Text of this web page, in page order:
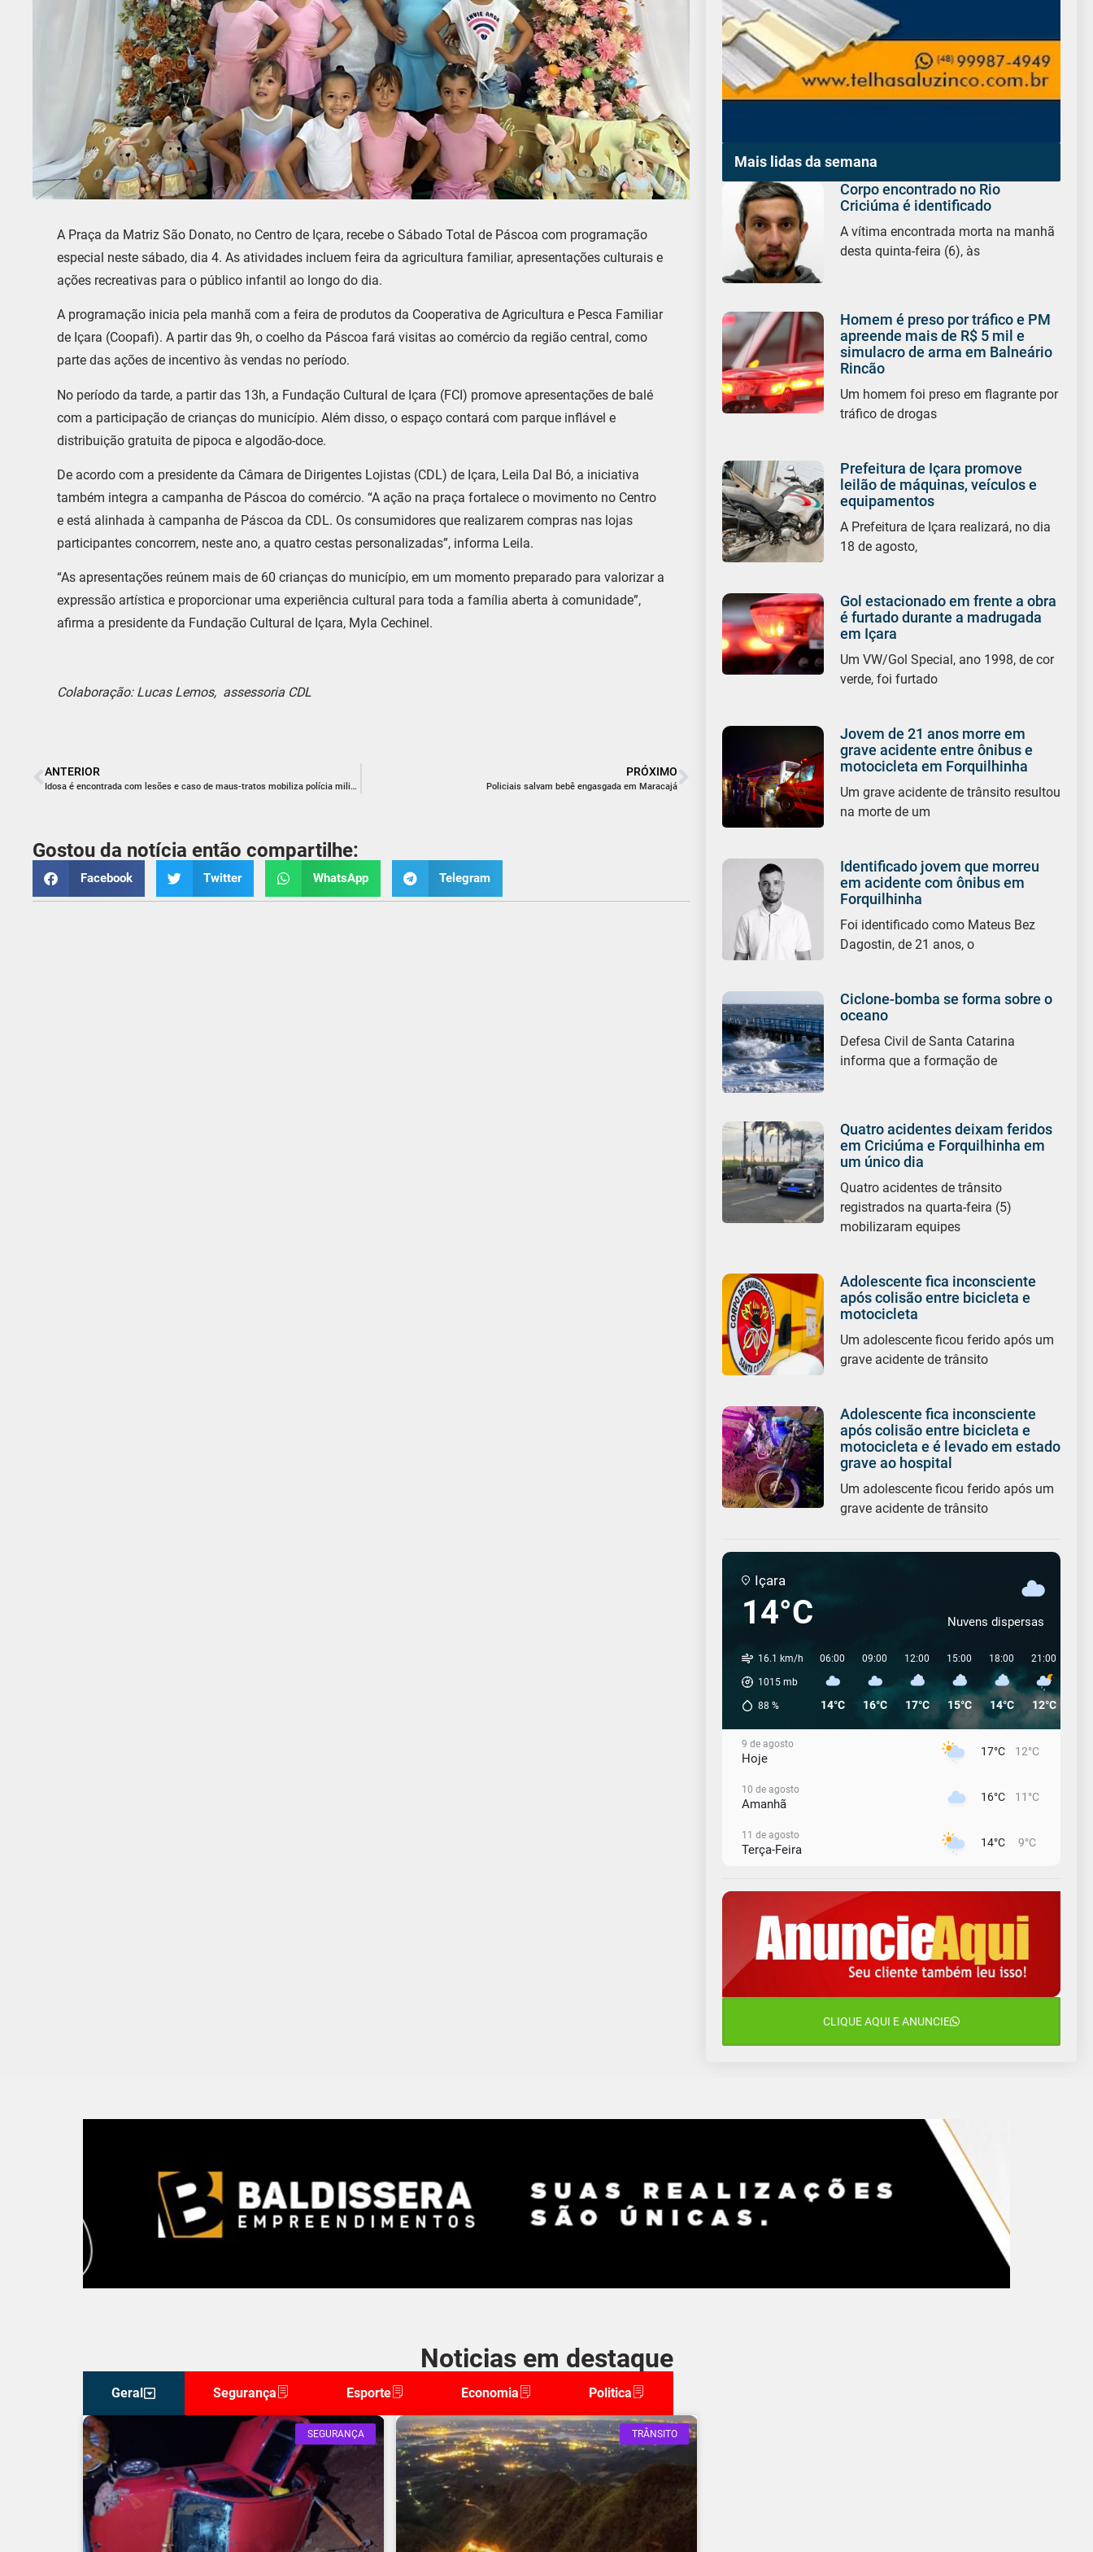
A Praça da Matriz São Donato, no Centro de Içara, recebe o Sábado Total de Páscoa com programação
especial neste sábado, dia 4. As atividades incluem feira da agricultura familiar, apresentações culturais e
ações recreativas para o público infantil ao longo do dia.
A programação inicia pela manhã com a feira de produtos da Cooperativa de Agricultura e Pesca Familiar
de Içara (Coopafi). A partir das 9h, o coelho da Páscoa fará visitas ao comércio da região central, como
parte das ações de incentivo às vendas no período.
No período da tarde, a partir das 13h, a Fundação Cultural de Içara (FCI) promove apresentações de balé
com a participação de crianças do município. Além disso, o espaço contará com parque inflável e
distribuição gratuita de pipoca e algodão-doce.
De acordo com a presidente da Câmara de Dirigentes Lojistas (CDL) de Içara, Leila Dal Bó, a iniciativa
também integra a campanha de Páscoa do comércio. “A ação na praça fortalece o movimento no Centro
e está alinhada à campanha de Páscoa da CDL. Os consumidores que realizarem compras nas lojas
participantes concorrem, neste ano, a quatro cestas personalizadas”, informa Leila.
“As apresentações reúnem mais de 60 crianças do município, em um momento preparado para valorizar a
expressão artística e proporcionar uma experiência cultural para toda a família aberta à comunidade”,
afirma a presidente da Fundação Cultural de Içara, Myla Cechinel.
Colaboração: Lucas Lemos, assessoria CDL
ANTERIOR
Idosa é encontrada com lesões e caso de maus-tratos mobiliza polícia militar em Içara
PRÓXIMO
Policiais salvam bebê engasgada em Maracajá
Gostou da notícia então compartilhe:
Facebook Twitter WhatsApp Telegram
Mais lidas da semana
Corpo encontrado no Rio
Criciúma é identificado
A vítima encontrada morta na manhã
desta quinta-feira (6), às
Homem é preso por tráfico e PM
apreende mais de R$ 5 mil e
simulacro de arma em Balneário
Rincão
Um homem foi preso em flagrante por
tráfico de drogas
Prefeitura de Içara promove
leilão de máquinas, veículos e
equipamentos
A Prefeitura de Içara realizará, no dia
18 de agosto,
Gol estacionado em frente a obra
é furtado durante a madrugada
em Içara
Um VW/Gol Special, ano 1998, de cor
verde, foi furtado
Jovem de 21 anos morre em
grave acidente entre ônibus e
motocicleta em Forquilhinha
Um grave acidente de trânsito resultou
na morte de um
Identificado jovem que morreu
em acidente com ônibus em
Forquilhinha
Foi identificado como Mateus Bez
Dagostin, de 21 anos, o
Ciclone-bomba se forma sobre o
oceano
Defesa Civil de Santa Catarina
informa que a formação de
Quatro acidentes deixam feridos
em Criciúma e Forquilhinha em
um único dia
Quatro acidentes de trânsito
registrados na quarta-feira (5)
mobilizaram equipes
Adolescente fica inconsciente
após colisão entre bicicleta e
motocicleta
Um adolescente ficou ferido após um
grave acidente de trânsito
Adolescente fica inconsciente
após colisão entre bicicleta e
motocicleta e é levado em estado
grave ao hospital
Um adolescente ficou ferido após um
grave acidente de trânsito
Içara
14°C Nuvens dispersas
16.1 km/h
1015mb
88 %
06:00
14°C
09:00
16°C
12:00
17°C
15:00
15°C
18:00
14°C
21:00
12°C
9 de agosto
Hoje 17°C 12°C
10 de agosto
Amanhã 16°C 11°C
11 de agosto
Terça-Feira 14°C 9°C
Quarta-Feira 13°C 11°C
13 de agosto
Quinta-Feira
14 de agosto
18°C 16°C
CLIQUE AQUI E ANUNCIE
Noticias em destaque
Geral Segurança Esporte Economia Politica
SEGURANÇA TRÂNSITO